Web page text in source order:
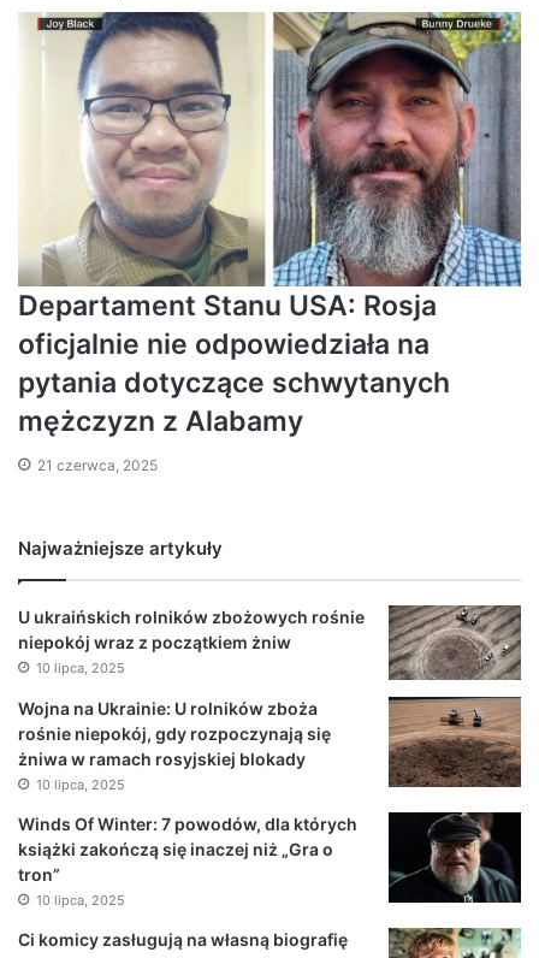
Departament Stanu USA: Rosja
oficjalnie nie odpowiedziała na
pytania dotyczące schwytanych
mężczyzn z Alabamy
21 czerwca, 2025
Najważniejsze artykuły
U ukraińskich rolników zbożowych rośnie
niepokój wraz z początkiem żniw
10 lipca, 2025
Wojna na Ukrainie: U rolników zboża
rośnie niepokój, gdy rozpoczynają się
żniwa w ramach rosyjskiej blokady
10 lipca, 2025
Winds Of Winter: 7 powodów, dla których
książki zakończą się inaczej niż „Gra o
tron”
10 lipca, 2025
Ci komicy zasługują na własną biografię